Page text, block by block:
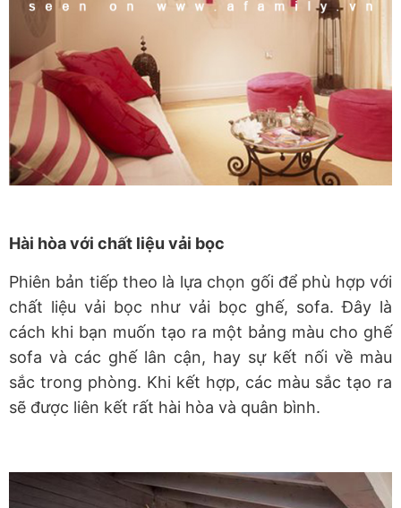
Hài hòa với chất liệu vải bọc
Phiên bản tiếp theo là lựa chọn gối để phù hợp với
chất liệu vải bọc như vải bọc ghế, sofa. Đây là
cách khi bạn muốn tạo ra một bảng màu cho ghế
sofa và các ghế lân cận, hay sự kết nối về màu
sắc trong phòng. Khi kết hợp, các màu sắc tạo ra
sẽ được liên kết rất hài hòa và quân bình.